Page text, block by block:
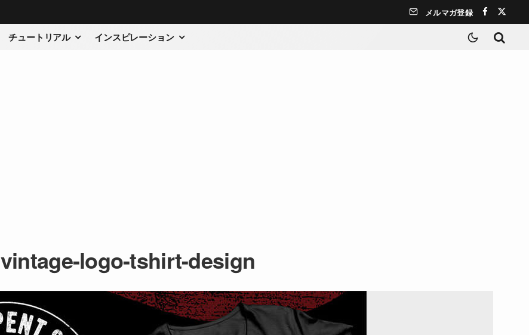
メルマガ登録
チュートリアル インスピレーション
vintage-logo-tshirt-design